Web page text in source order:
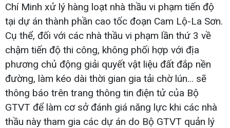
Chí Minh xử lý hàng loạt nhà thầu vi phạm tiến độ
tại dự án thành phần cao tốc đoạn Cam Lộ-La Sơn.
Cụ thể, đối với các nhà thầu vi phạm lần thứ 3 về
chậm tiến độ thi công, không phối hợp với địa
phương chủ động giải quyết vật liệu đất đắp nền
đường, làm kéo dài thời gian gia tải chờ lún… sẽ
thông báo trên trang thông tin điện tử của Bộ
GTVT để làm cơ sở đánh giá năng lực khi các nhà
thầu này tham gia các dự án do Bộ GTVT quản lý